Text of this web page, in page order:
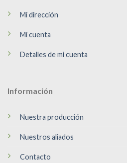
Mi dirección
Mi cuenta
Detalles de mi cuenta
Información
Nuestra producción
Nuestros aliados
Contacto